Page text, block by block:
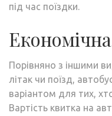
під час поїздки.
Порівняно з іншими
літак чи поїзд,
варіантом для тих,
Вартість квитка на